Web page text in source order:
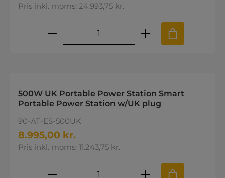
Pris inkl. moms: 24.993,75 kr.
Produktmængde: Indtast den
500W UK Portable Power Station Smart
Portable Power Station w/UK plug
90-AT-ES-500UK
8.995,00 kr.
Pris inkl. moms: 11.243,75 kr.
Produktmængde: Indtast den